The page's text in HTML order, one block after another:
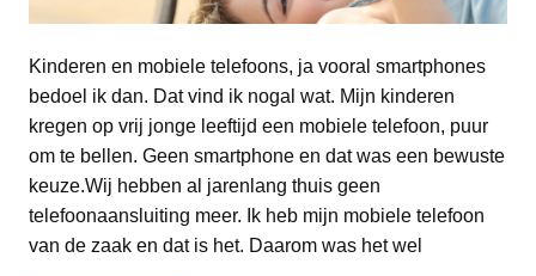
Kinderen en mobiele telefoons, ja vooral smartphones
bedoel ik dan. Dat vind ik nogal wat. Mijn kinderen
kregen op vrij jonge leeftijd een mobiele telefoon, puur
om te bellen. Geen smartphone en dat was een bewuste
keuze.Wij hebben al jarenlang thuis geen
telefoonaansluiting meer. Ik heb mijn mobiele telefoon
van de zaak en dat is het. Daarom was het wel